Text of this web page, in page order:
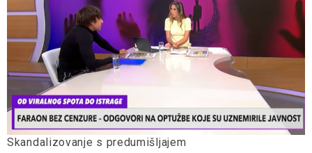
Skandalizovanje s predumišljajem